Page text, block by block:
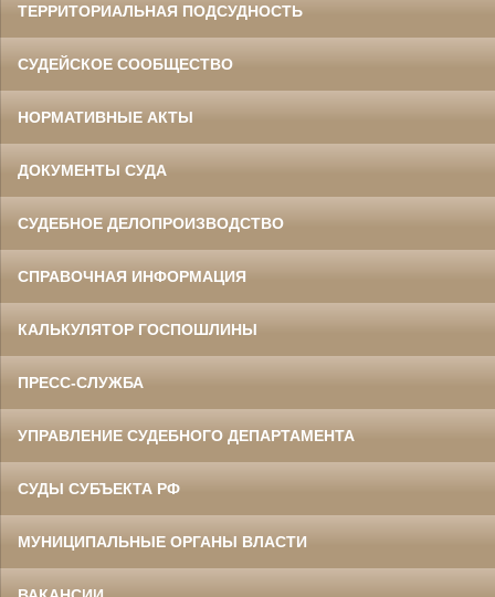
ТЕРРИТОРИАЛЬНАЯ ПОДСУДНОСТЬ
СУДЕЙСКОЕ СООБЩЕСТВО
НОРМАТИВНЫЕ АКТЫ
ДОКУМЕНТЫ СУДА
СУДЕБНОЕ ДЕЛОПРОИЗВОДСТВО
СПРАВОЧНАЯ ИНФОРМАЦИЯ
КАЛЬКУЛЯТОР ГОСПОШЛИНЫ
ПРЕСС-СЛУЖБА
УПРАВЛЕНИЕ СУДЕБНОГО ДЕПАРТАМЕНТА
СУДЫ СУБЪЕКТА РФ
МУНИЦИПАЛЬНЫЕ ОРГАНЫ ВЛАСТИ